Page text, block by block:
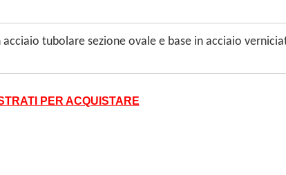
tubolare sezione ovale e base in acciaio
PER ACQUISTARE